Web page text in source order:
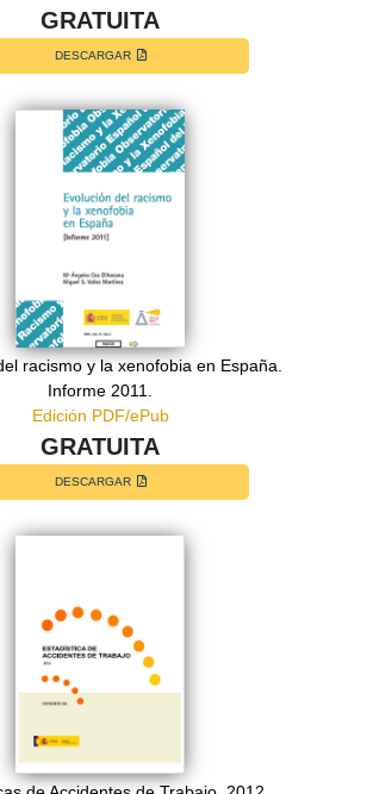
GRATUITA
DESCARGAR
racismo y la xenofobia en España.
Informe 2011.
Edición PDF/ePub
GRATUITA
DESCARGAR